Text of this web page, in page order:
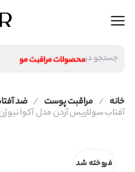
جستجو درمحصولات مراقبت مو
محصولات پوستی
محصولات مراقبت مو
خانه مراقبت پوست ضد
آفتاب سولاریس آردن مدل آکوا
فروخته شد